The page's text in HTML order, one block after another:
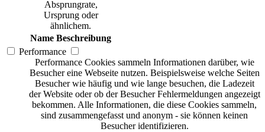
Absprungrate,
Ursprung oder
ähnlichem.
Name Beschreibung
Performance
Performance Cookies sammeln Informationen darüber, wie
Besucher eine Webseite nutzen. Beispielsweise welche Seiten
Besucher wie häufig und wie lange besuchen, die Ladezeit
der Website oder ob der Besucher Fehlermeldungen angezeigt
bekommen. Alle Informationen, die diese Cookies sammeln,
sind zusammengefasst und anonym - sie können keinen
Besucher identifizieren.